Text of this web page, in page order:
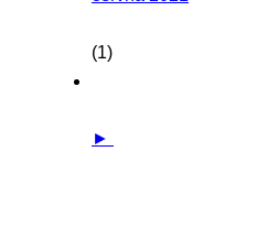
(1)
►